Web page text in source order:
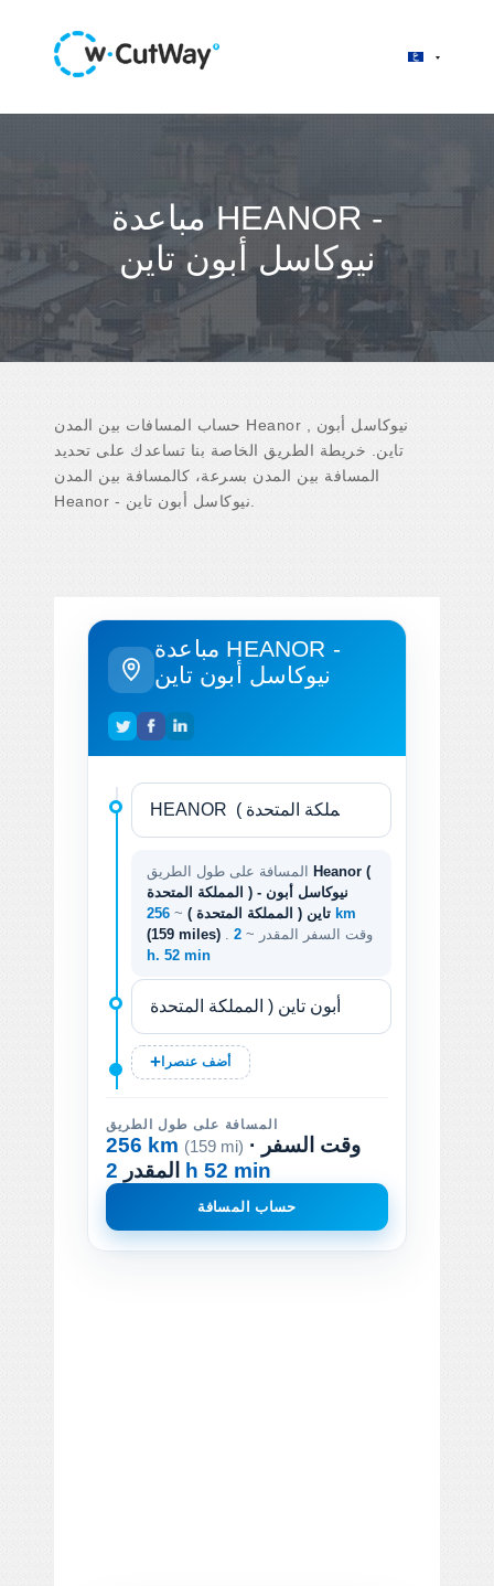
مباعدة HEANOR -
نيوكاسل أبون تاين
حساب المسافات بين المدن Heanor , نيوكاسل أبون
تاين. خريطة الطريق الخاصة بنا تساعدك على تحديد
المسافة بين المدن بسرعة، كالمسافة بين المدن
مباعدة HEANOR -
نيوكاسل أبون تاين
Heanor (
المملكة المتحدة ) - نيوكاسل أبون
تاين ( المملكة المتحدة ) ~
256 km
(159 miles)
. وقت السفر المقدر ~ 2
h. 52 min
أضف عنصرا
المسافة على طول الطريق
256 km (159 mi) · وقت السفر
المقدر 2 h 52 min
حساب المسافة